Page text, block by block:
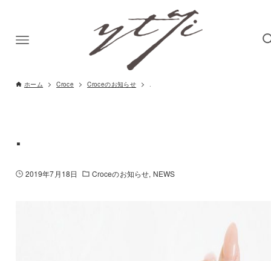
ホーム Croce Croceのお知らせ .
.
2019年7月18日 Croceのお知らせ NEWS